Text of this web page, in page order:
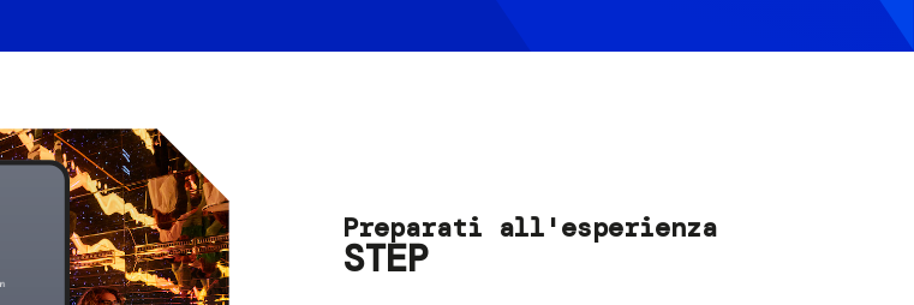
Preparati all'esperienza
STEP